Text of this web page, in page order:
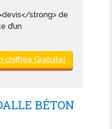
strong> de
d’un
chiffrée Gratuite!
BÉTON